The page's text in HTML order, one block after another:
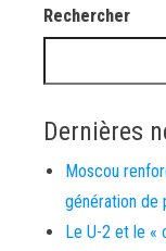
Rechercher
Dernières
Moscou
génération de
Le U-2 et le «